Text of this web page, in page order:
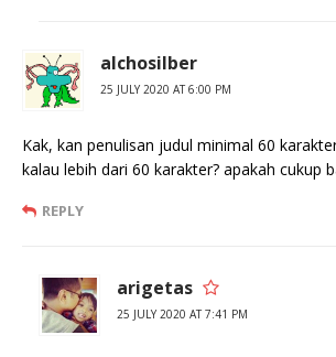
alchosilber
25 JULY 2020 AT 6:00 PM
Kak, kan penulisan judul minimal 60
kalau lebih dari 60 karakter? apakah cukup
REPLY
arigetas
25 JULY 2020 AT 7:41 PM